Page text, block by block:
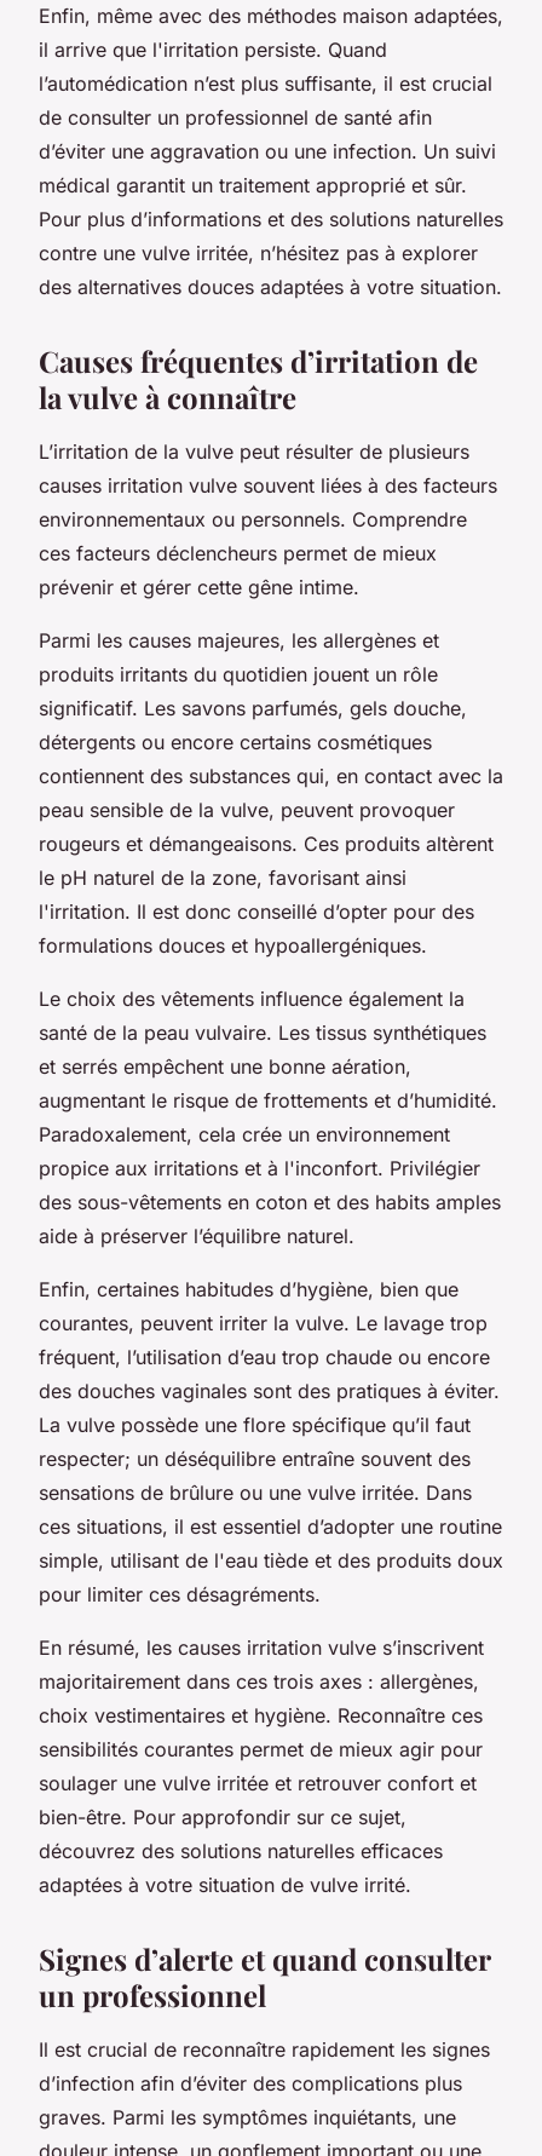
Enfin, même avec des méthodes maison adaptées,
il arrive que l'irritation persiste. Quand
l’automédication n’est plus suffisante, il est crucial
de consulter un professionnel de santé afin
d’éviter une aggravation ou une infection. Un suivi
médical garantit un traitement approprié et sûr.
Pour plus d’informations et des solutions naturelles
contre une vulve irritée, n’hésitez pas à explorer
des alternatives douces adaptées à votre situation.
Causes fréquentes d’irritation de
la vulve à connaître
L’irritation de la vulve peut résulter de plusieurs
causes irritation vulve souvent liées à des facteurs
environnementaux ou personnels. Comprendre
ces facteurs déclencheurs permet de mieux
prévenir et gérer cette gêne intime.
Parmi les causes majeures, les allergènes et
produits irritants du quotidien jouent un rôle
significatif. Les savons parfumés, gels douche,
détergents ou encore certains cosmétiques
contiennent des substances qui, en contact avec la
peau sensible de la vulve, peuvent provoquer
rougeurs et démangeaisons. Ces produits altèrent
le pH naturel de la zone, favorisant ainsi
l'irritation. Il est donc conseillé d’opter pour des
formulations douces et hypoallergéniques.
Le choix des vêtements influence également la
santé de la peau vulvaire. Les tissus synthétiques
et serrés empêchent une bonne aération,
augmentant le risque de frottements et d’humidité.
Paradoxalement, cela crée un environnement
propice aux irritations et à l'inconfort. Privilégier
des sous-vêtements en coton et des habits amples
aide à préserver l’équilibre naturel.
Enfin, certaines habitudes d’hygiène, bien que
courantes, peuvent irriter la vulve. Le lavage trop
fréquent, l’utilisation d’eau trop chaude ou encore
des douches vaginales sont des pratiques à éviter.
La vulve possède une flore spécifique qu’il faut
respecter; un déséquilibre entraîne souvent des
sensations de brûlure ou une vulve irritée. Dans
ces situations, il est essentiel d’adopter une routine
simple, utilisant de l'eau tiède et des produits doux
pour limiter ces désagréments.
En résumé, les causes irritation vulve s’inscrivent
majoritairement dans ces trois axes : allergènes,
choix vestimentaires et hygiène. Reconnaître ces
sensibilités courantes permet de mieux agir pour
soulager une vulve irritée et retrouver confort et
bien-être. Pour approfondir sur ce sujet,
découvrez des solutions naturelles efficaces
adaptées à votre situation de vulve irrité.
Signes d’alerte et quand consulter
un professionnel
Il est crucial de reconnaître rapidement les signes
d’infection afin d’éviter des complications plus
graves. Parmi les symptômes inquiétants, une
douleur intense, un gonflement important ou une